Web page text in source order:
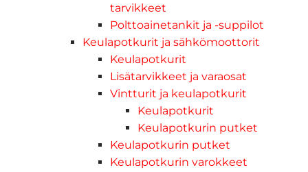
tarvikkeet
Polttoainetankit ja -suppilot
Keulapotkurit ja sähkömoottorit
Keulapotkurit
Lisätarvikkeet ja varaosat
Vintturit ja keulapotkurit
Keulapotkurit
Keulapotkurin putket
Keulapotkurin putket
Keulapotkurin varokkeet